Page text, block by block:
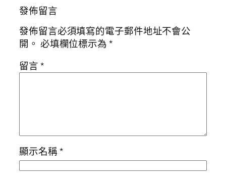
發佈留言
發佈留言必須填寫的電子郵件地址不會公
開。 必填欄位標示為*
留言*
顯示名稱*